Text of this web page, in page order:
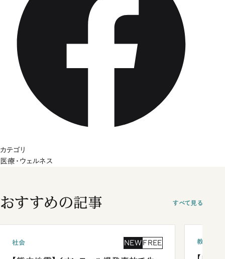
カテゴリ
医療・ウェルネス
おすすめの記事 すべて見る
社会 NEW FREE 教育